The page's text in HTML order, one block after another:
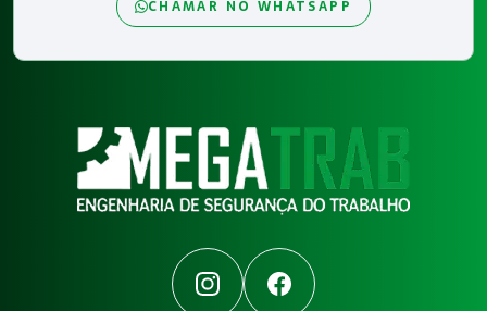
CHAMAR NO WHATSAPP
InstagramFacebook